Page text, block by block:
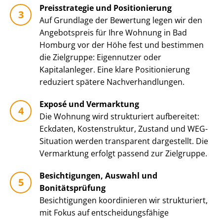
Preisstrategie und Positionierung
Auf Grundlage der Bewertung legen wir den
Angebotspreis für Ihre Wohnung in Bad
Homburg vor der Höhe fest und bestimmen
die Zielgruppe: Eigennutzer oder
Kapitalanleger. Eine klare Positionierung
reduziert spätere Nach­ver­hand­lun­gen.
Exposé und Vermarktung
Die Wohnung wird strukturiert aufbereitet:
Eckdaten, Kostenstruktur, Zustand und WEG-
Situation werden transparent dargestellt. Die
Vermarktung erfolgt passend zur Zielgruppe.
Besichtigungen, Auswahl und
Bonitätsprüfung
Besichtigungen koordinieren wir strukturiert,
mit Fokus auf ent­schei­dungs­fä­hi­ge